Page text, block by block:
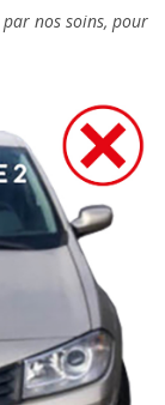
par nos soins, pour